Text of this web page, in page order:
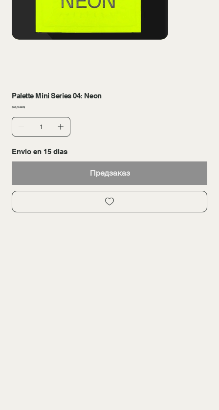
Palette Mini Series 04: Neon
Цена
803,00 MX$
Envio en 15 dias
Предзаказ